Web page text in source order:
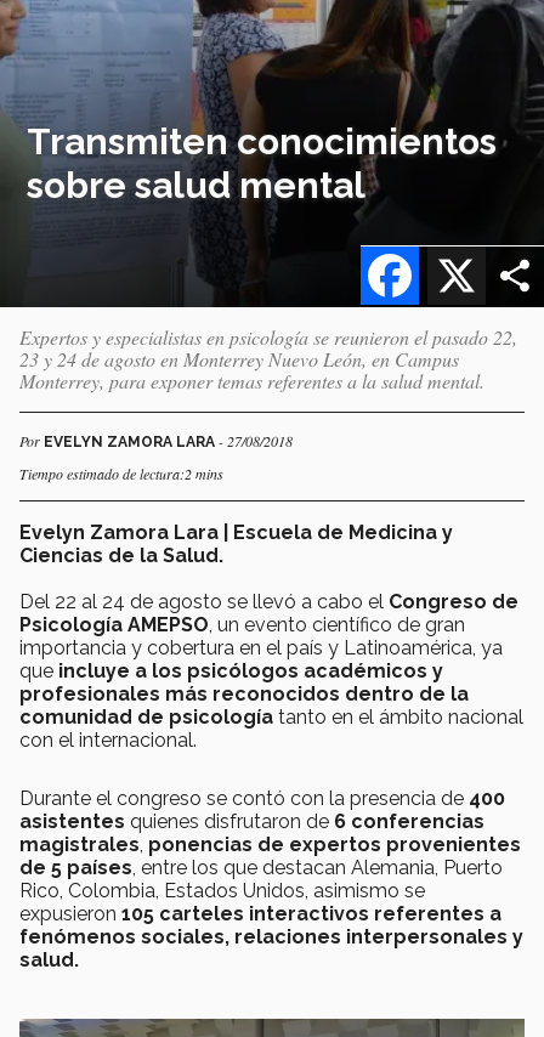
Transmiten conocimientos
sobre salud mental
X
Facebook
Expertos y especialistas en psicología se reunieron el pasado 22,
23 y 24 de agosto en Monterrey Nuevo León, en Campus
Monterrey, para exponer temas referentes a la salud mental.
Por EVELYN ZAMORA LARA - 27/08/2018
Tiempo estimado de lectura:2 mins
Evelyn Zamora Lara | Escuela de Medicina y
Ciencias de la Salud.
Del 22 al 24 de agosto se llevó a cabo el Congreso de
Psicología AMEPSO , un evento científico de gran
importancia y cobertura en el país y Latinoamérica, ya
que incluye a los psicólogos académicos y
profesionales más reconocidos dentro de la
comunidad de psicología tanto en el ámbito nacional
con el internacional.
Durante el congreso se contó con la presencia de 400
asistentes quienes disfrutaron de 6 conferencias
magistrales ponencias de expertos provenientes
de 5 países , entre los que destacan Alemania, Puerto
Rico, Colombia, Estados Unidos, asimismo se
expusieron 105 carteles interactivos referentes a
fenómenos sociales, relaciones interpersonales y
salud.